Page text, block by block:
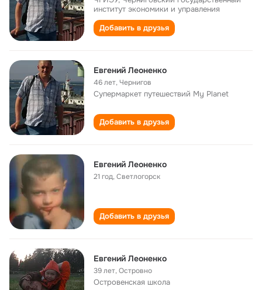
институт экономики и управления
Добавить в друзья
Евгений Леоненко
46 лет,Чернигов
Супермаркет путешествий My Planet
Добавить в друзья
Евгений Леоненко
21 год,Светлогорск
Добавить в друзья
Евгений Леоненко
39 лет,Островно
Островенская школа